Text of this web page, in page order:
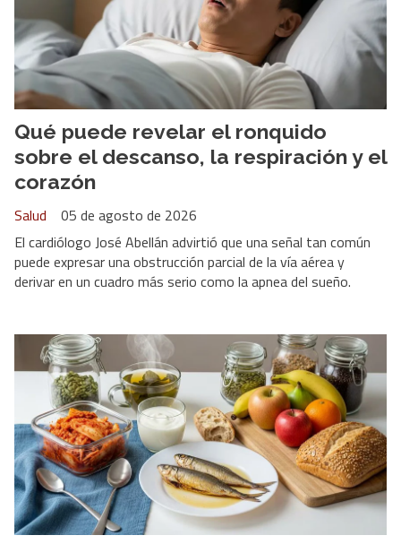
Qué puede revelar el ronquido
sobre el descanso, la respiración y el
corazón
Salud
05 de agosto de 2026
El cardiólogo José Abellán advirtió que una señal tan común
puede expresar una obstrucción parcial de la vía aérea y
derivar en un cuadro más serio como la apnea del sueño.